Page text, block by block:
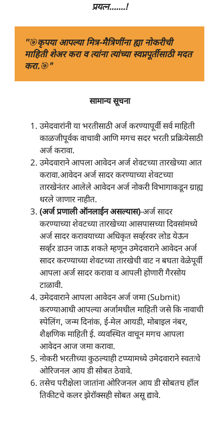
प्रयत्न…….!
''🎯कृपया आपल्या मित्र-मैत्रिणींना ह्या नोकरीची
माहिती शेअर करा व त्यांना त्यांच्या स्वप्नपूर्तीसाठी मदत
करा.🎯"
सामान्य सूचना
उमेदवारांनी या भरतीसाठी अर्ज करण्यापूर्वी सर्व माहिती
काळजीपूर्वक वाचावी आणि मगच सदर भरती प्रक्रियेसाठी
अर्ज करावा.
उमेदवाराने आपला आवेदन अर्ज शेवटच्या तारखेच्या आत
करावा.आवेदन अर्ज सादर करण्याच्या शेवटच्या
तारखेनंतर आलेले आवेदन अर्ज नोकरी विभागाकडून ग्राह्य
धरले जाणार नाहीत.
(अर्ज प्रणाली ऑनलाईन असल्यास)-अर्ज सादर
करण्याच्या शेवटच्या तारखेच्या आसपासच्या दिवसांमध्ये
अर्ज सादर करावयाच्या अधिकृत सर्व्हरवर लोड येऊन
सर्व्हर डाउन जाऊ शकते म्हणून उमेदवाराने आवेदन अर्ज
सादर करण्याच्या शेवटच्या तारखेची वाट न बघता वेळेपूर्वी
आपला अर्ज सादर करावा व आपली होणारी गैरसोय
टाळावी.
उमेदवाराने आपला आवेदन अर्ज जमा (Submit)
करण्याआधी आपल्या अर्जामधील माहिती जसे कि नावाची
स्पेलिंग, जन्म दिनांक, ई-मेल आयडी, मोबाइल नंबर,
शैक्षणिक माहिती ई. व्यवस्थित वाचून मगच आपला
आवेदन आज जमा करावा.
नोकरी भरतीच्या कुठल्याही टप्प्यामध्ये उमेदवाराने स्वतःचे
ओरिजनल आय डी सोबत ठेवावे.
तसेच परीक्षेला जातांना ओरिजनल आय डी सोबतच हॉल
तिकीटचे कलर झेरॉक्सही सोबत असू द्यावे.